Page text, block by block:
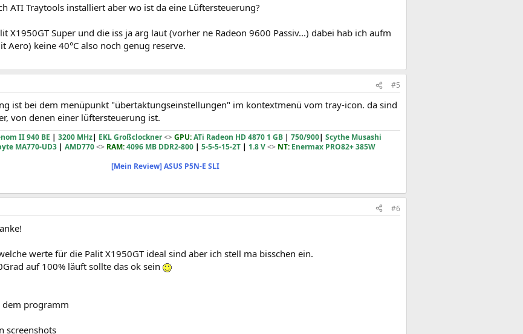
ATI Traytools installiert aber wo ist da eine Lüftersteuerung?
X1950GT Super und die iss ja arg laut (vorher ne Radeon 9600 Passiv...) dabei hab ich aufm
Aero) keine 40°C also noch genug reserve.
#5
ist bei dem menüpunkt "übertaktungseinstellungen" im kontextmenü vom tray-icon. da sind
von denen einer lüftersteuerung ist.
II 940 BE | 3200 MHz| EKL Großclockner<>GPU:ATi Radeon HD 4870 1 GB | 750/900| Scythe Musashi
MA770-UD3 | AMD770<> RAM: 4096 MB DDR2-800 | 5-5-5-15-2T | 1.8 V<> NT: Enermax PRO82+ 385W
[Mein Review] ASUS P5N-E SLI
#6
werte für die Palit X1950GT ideal sind aber ich stell ma bisschen ein.
auf 100% läuft sollte das ok sein
dem programm
screenshots